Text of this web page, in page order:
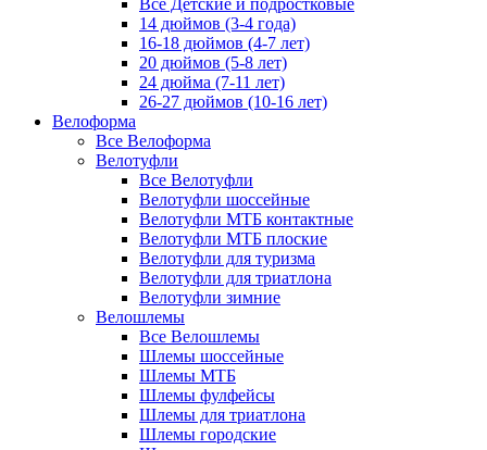
Все Детские и подростковые
14 дюймов (3-4 года)
16-18 дюймов (4-7 лет)
20 дюймов (5-8 лет)
24 дюйма (7-11 лет)
26-27 дюймов (10-16 лет)
Велоформа
Все Велоформа
Велотуфли
Все Велотуфли
Велотуфли шоссейные
Велотуфли МТБ контактные
Велотуфли МТБ плоские
Велотуфли для туризма
Велотуфли для триатлона
Велотуфли зимние
Велошлемы
Все Велошлемы
Шлемы шоссейные
Шлемы МТБ
Шлемы фулфейсы
Шлемы для триатлона
Шлемы городские